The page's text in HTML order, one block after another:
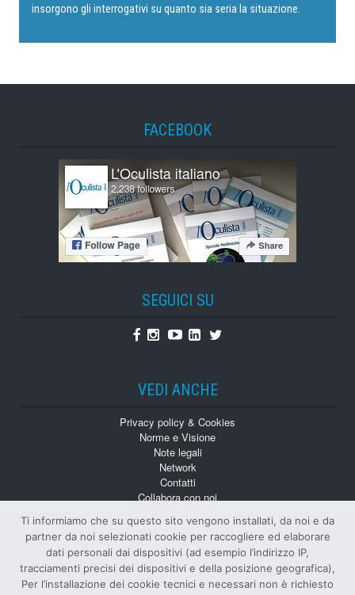
insorgono gli interrogativi su quanto sia seria la situazione.
FACEBOOK
SEGUICI SU
Facebook
Instagram
YoutubeLinkedin
Twitter
VEDI ANCHE
Privacy policy & Cookies
Norme e Visione
Note legali
Network
Contatti
Collabora con noi
Numeri Arretrati
Ti informiamo che su questo sito vengono installati, da noi e da
partner da noi selezionati cookie per raccogliere ed elaborare
dati personali dai dispositivi (ad esempio l’indirizzo IP,
tracciamenti precisi dei dispositivi e della posizione geografica),
Per l’installazione dei cookie tecnici e necessari non è richiesto